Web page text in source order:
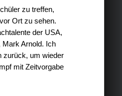
zu treffen,
Ort zu sehen.
der USA,
Mark Arnold. Ich
zurück, um wieder
mit Zeitvorgabe